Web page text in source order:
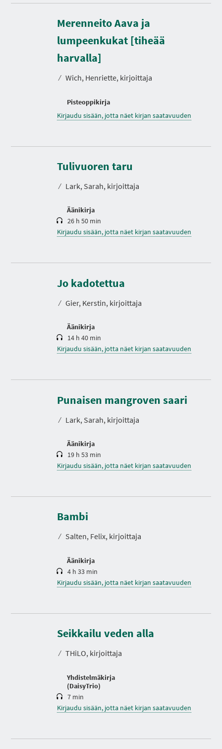
Merenneito Aava ja
lumpeenkukat [tiheää
harvalla]
⁄ Wich, Henriette, kirjoittaja
Pisteoppikirja
Kirjaudu sisään, jotta näet kirjan saatavuuden
Tulivuoren taru
⁄ Lark, Sarah, kirjoittaja
Äänikirja
K
s
t
26 h 50 min
Kirjaudu sisään, jotta näet kirjan saatavuuden
Jo kadotettua
⁄ Gier, Kerstin, kirjoittaja
Äänikirja
K
t
14 h 40 min
Kirjaudu sisään, jotta näet kirjan saatavuuden
Punaisen mangroven saari
⁄ Lark, Sarah, kirjoittaja
Äänikirja
K
s
t
19 h 53 min
Kirjaudu sisään, jotta näet kirjan saatavuuden
Bambi
⁄ Salten, Felix, kirjoittaja
Äänikirja
K
s
t
4 h 33 min
Kirjaudu sisään, jotta näet kirjan saatavuuden
Seikkailu veden alla
⁄ THiLO, kirjoittaja
Yhdistelmäkirja
(DaisyTrio)
e
s
o
7 min
Kirjaudu sisään, jotta näet kirjan saatavuuden